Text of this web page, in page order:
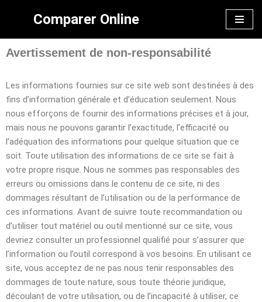
contenu
Comparer Online
Avertissement de non-responsabilité
Les informations fournies sur ce site web sont destinées à des
fins d’information générale et d’éducation seulement. Nous
nous efforçons de fournir des informations précises et à jour,
mais nous ne pouvons garantir l’exactitude, l’efficacité ou
l’adéquation des informations pour quelque situation que ce
soit. Toute utilisation des informations de ce site se fait à
votre propre risque. Nous ne sommes pas responsables des
erreurs ou omissions dans le contenu de ce site, ni des
dommages résultant de l’utilisation ou de la performance de
ces informations. Avant de suivre toute recommandation ou
d’utiliser tout matériel ou outil mentionné sur ce site, vous
devriez consulter un professionnel qualifié pour s’assurer que
l’information ou l’outil correspond à vos besoins. En utilisant ce
site, vous acceptez de ne pas nous tenir responsables des
dommages de toute nature, sous toute théorie juridique,
découlant de votre utilisation, ou de l’incapacité à utiliser, ce